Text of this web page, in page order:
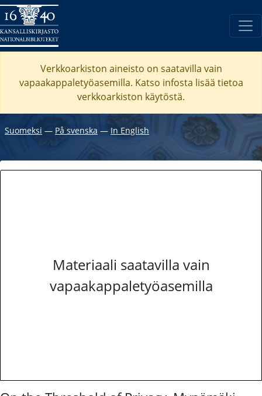
Verkkoarkiston aineisto on saatavilla vain
vapaakappaletyöasemilla. Katso infosta lisää tietoa
verkkoarkiston käytöstä.
Suomeksi ― På svenska ― In English
Materiaali saatavilla vain
vapaakappaletyöasemilla